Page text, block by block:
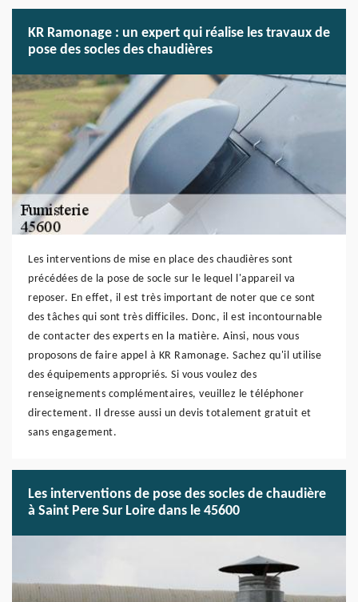
KR Ramonage : un expert qui réalise les travaux de
pose des socles des chaudières
Les interventions de mise en place des chaudières sont
précédées de la pose de socle sur le lequel l'appareil va
reposer. En effet, il est très important de noter que ce sont
des tâches qui sont très difficiles. Donc, il est incontournable
de contacter des experts en la matière. Ainsi, nous vous
proposons de faire appel à KR Ramonage. Sachez qu'il utilise
des équipements appropriés. Si vous voulez des
renseignements complémentaires, veuillez le téléphoner
directement. Il dresse aussi un devis totalement gratuit et
sans engagement.
Les interventions de pose des socles de chaudière
à Saint Pere Sur Loire dans le 45600